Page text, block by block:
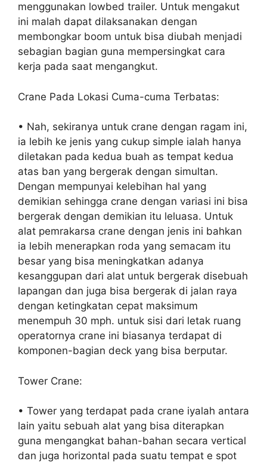
menggunakan lowbed trailer. Untuk mengakut
ini malah dapat dilaksanakan dengan
membongkar boom untuk bisa diubah menjadi
sebagian bagian guna mempersingkat cara
kerja pada saat mengangkut.
Crane Pada Lokasi Cuma-cuma Terbatas:
• Nah, sekiranya untuk crane dengan ragam ini,
ia lebih ke jenis yang cukup simple ialah hanya
diletakan pada kedua buah as tempat kedua
atas ban yang bergerak dengan simultan.
Dengan mempunyai kelebihan hal yang
demikian sehingga crane dengan variasi ini bisa
bergerak dengan demikian itu leluasa. Untuk
alat pemrakarsa crane dengan jenis ini bahkan
ia lebih menerapkan roda yang semacam itu
besar yang bisa meningkatkan adanya
kesanggupan dari alat untuk bergerak disebuah
lapangan dan juga bisa bergerak di jalan raya
dengan ketingkatan cepat maksimum
menempuh 30 mph. untuk sisi dari letak ruang
operatornya crane ini biasanya terdapat di
komponen-bagian deck yang bisa berputar.
Tower Crane:
• Tower yang terdapat pada crane iyalah antara
lain yaitu sebuah alat yang bisa diterapkan
guna mengangkat bahan-bahan secara vertical
dan juga horizontal pada suatu tempat e spot